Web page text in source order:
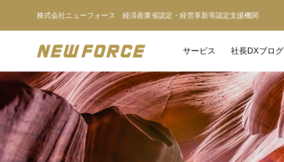
株式会社ニューフォース 経済産業省認定・経営革新等認定支援機関
サービス 社長DXブログ